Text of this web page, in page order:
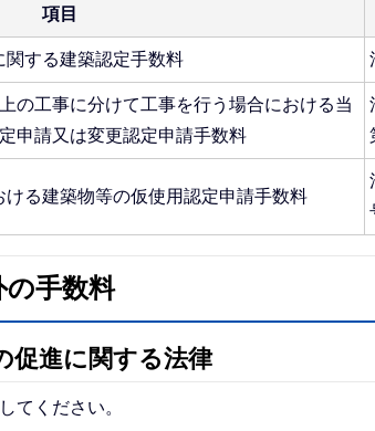
項目
する建築認定手数料
の工事に分けて工事を行う場合における当
申請又は変更認定申請手数料
る建築物等の仮使用認定申請手数料
の手数料
促進に関する法律
てください。